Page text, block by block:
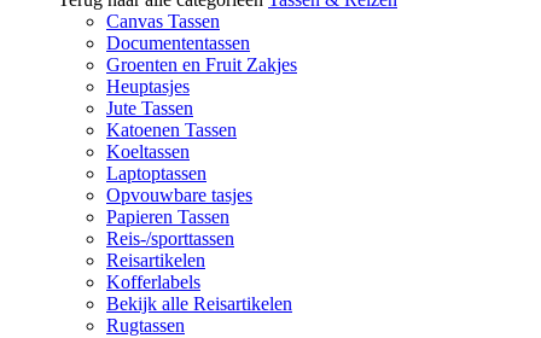
Canvas Tassen
Documententassen
Groenten en Fruit Zakjes
Heuptasjes
Jute Tassen
Katoenen Tassen
Koeltassen
Laptoptassen
Opvouwbare tasjes
Papieren Tassen
Reis-/sporttassen
Reisartikelen
Kofferlabels
Bekijk alle Reisartikelen
Rugtassen